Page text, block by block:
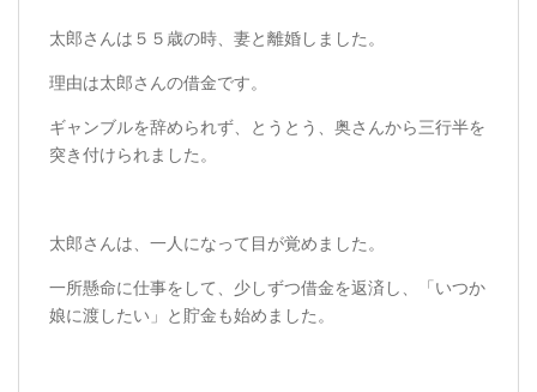
太郎さんは５５歳の時、妻と離婚しました。
理由は太郎さんの借金です。
ギャンブルを辞められず、とうとう、奥さんから三行半を
突き付けられました。
太郎さんは、一人になって目が覚めました。
一所懸命に仕事をして、少しずつ借金を返済し、「いつか
娘に渡したい」と貯金も始めました。